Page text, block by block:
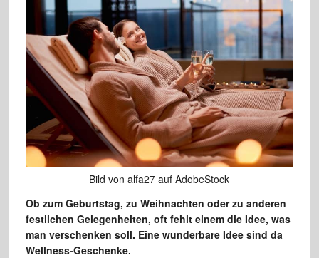
Bild von alfa27 auf AdobeStock
Ob zum Geburtstag, zu Weihnachten oder zu anderen
festlichen Gelegenheiten, oft fehlt einem die Idee, was
man verschenken soll. Eine wunderbare Idee sind da
Wellness-Geschenke.